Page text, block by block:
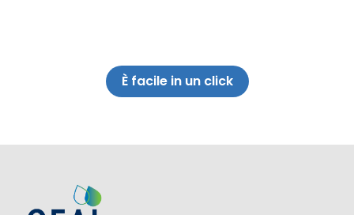
È facile in un click